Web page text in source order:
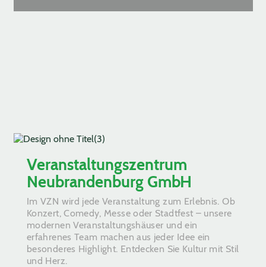
Veranstaltungszentrum
Neubrandenburg GmbH
Im VZN wird jede Veranstaltung zum Erlebnis. Ob
Konzert, Comedy, Messe oder Stadtfest – unsere
modernen Veranstaltungshäuser und ein
erfahrenes Team machen aus jeder Idee ein
besonderes Highlight. Entdecken Sie Kultur mit Stil
und Herz.